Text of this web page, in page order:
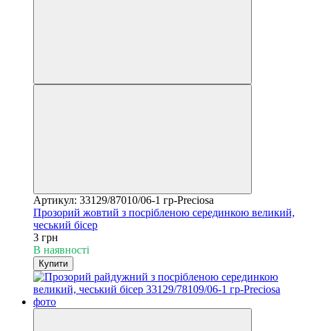
Артикул: 33129/87010/06-1 гр-Preciosa
Прозорий жовтий з посрібленою серединкою великий,
чеський бісер
3 грн
В наявності
Купити